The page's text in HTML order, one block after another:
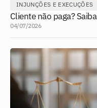
INJUNÇÕES E EXECUÇÕES
Cliente não paga?
forma legal
04/07/2026